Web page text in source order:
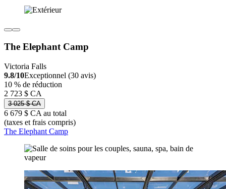
The Elephant Camp
Victoria Falls
9.8/10Exceptionnel (30 avis)
10 % de réduction
2 723 $ CA
3 025 $ CA
6 679 $ CA au total
(taxes et frais compris)
The Elephant Camp